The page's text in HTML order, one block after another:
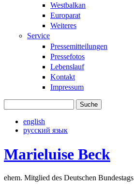
Westbalkan
Europarat
Weiteres
Service
Pressemitteilungen
Pressefotos
Lebenslauf
Kontakt
Impressum
english
русский язык
Marieluise Beck
ehem. Mitglied des Deutschen Bundestags